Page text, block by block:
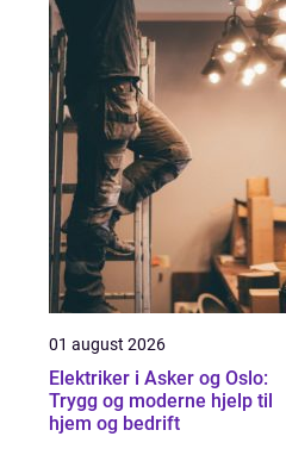
01 august 2026
Elektriker i Asker og Oslo:
Trygg og moderne hjelp til
hjem og bedrift